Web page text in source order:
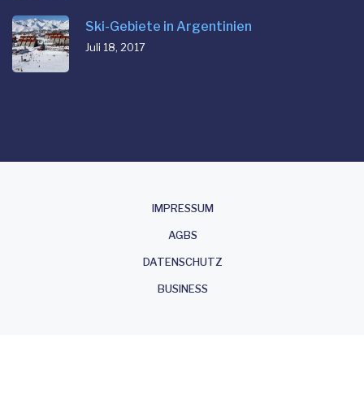
Ski-Gebiete in Argentinien
Juli 18, 2017
IMPRESSUM
AGBS
DATENSCHUTZ
BUSINESS